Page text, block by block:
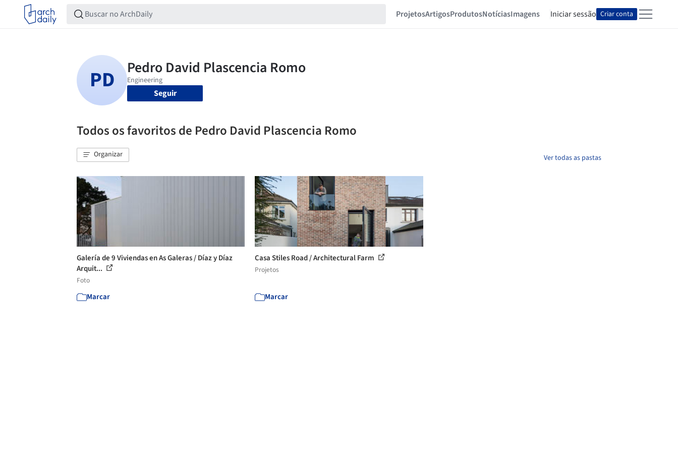
ProjetosArtigosProdutosNotíciasImagens Iniciar sessão Criar conta
Seguir
Todos os favoritos de Pedro David Plascencia Romo
Organizar Ver todas as pastas
Galería de 9 Viviendas en As Galeras / Díaz y Díaz
Arquit...
Foto
Marcar
Casa Stiles Road / Architectural Farm
Projetos
Marcar